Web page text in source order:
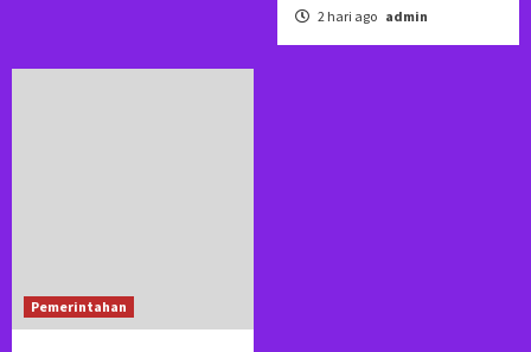
2 hari ago admin
Pemerintahan